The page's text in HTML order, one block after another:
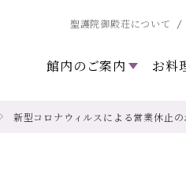
聖護院御殿荘について
館内のご案内 お料
新型コロナウィルスによる営業休止